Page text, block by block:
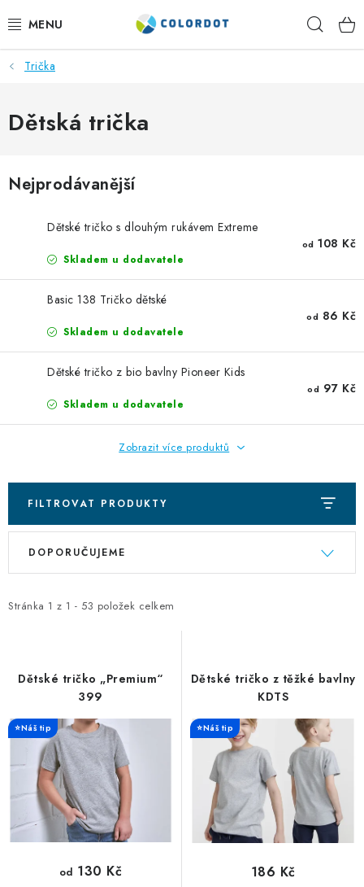
na
REKLAMNÍ TEXTIL
REKLAMNÍ PŘEDMĚTY
PRACOVNÍ OBLEČENÍ
VÝŠIVKA
KONTAKTY
DIGITÁLNÍ TISK
REFLEXNÍ NAŽEHLOVAČKY
TEXTIL S VLASTNÍM POTISKEM
Trička
Dětská trička
Nejprodávanější
Dětské tričko s dlouhým rukávem Extreme
Skladem u dodavatele
od 108 Kč
Basic 138 Tričko dětské
Skladem u dodavatele
od 86 Kč
Dětské tričko z bio bavlny Pioneer Kids
Skladem u dodavatele
od 97 Kč
Zobrazit více produktů
FILTROVAT PRODUKTY
V
i
d
u
k
t
Stránka 1 z 1 - 53 položek celkem
Ř
e
p
o
d
u
k
ů
DOPORUČUJEME
Dětské tričko „Premium“
399
⭐Náš tip
od 130 Kč
Dětské tričko z těžké bavlny
KDTS
⭐Náš tip
186 Kč